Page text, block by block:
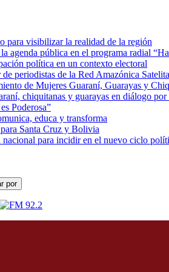
para visibilizar la realidad de la región
agenda pública en el programa radial
política en un contexto electoral
periodistas de la Red Amazónica
de Mujeres Guaraní, Guarayas y
chiquitanas y guarayas en diálogo
Poderosa”
educa y transforma
Santa Cruz y Bolivia
nacional para incidir en el nuevo ciclo
por